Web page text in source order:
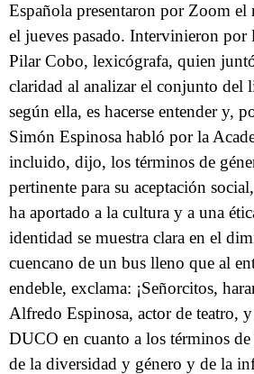
Española presentaron por Zoom
el jueves pasado. Intervinieron
Pilar Cobo, lexicógrafa, quien
claridad al analizar el conjunto del
según ella, es hacerse entender y,
Simón Espinosa habló por la
incluido, dijo, los términos de
pertinente para su aceptación
ha aportado a la cultura y a una
identidad se muestra clara en el
cuencano de un bus lleno que al
endeble, exclama: ¡Señorcitos,
Alfredo Espinosa, actor de teatro,
DUCO en cuanto a los términos
de la diversidad y género y de la